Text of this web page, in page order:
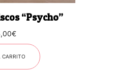
“Psycho”
€
CARRITO